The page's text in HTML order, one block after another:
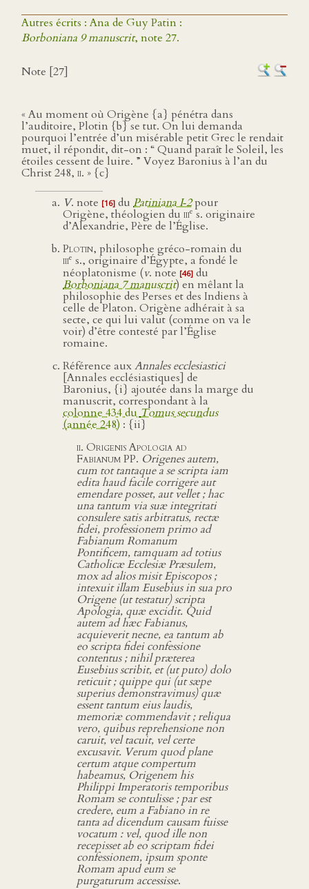
Autres écrits : Ana de Guy Patin :
Borboniana 9 manuscrit, note 27.
Note [27]
« Au moment où Origène {a} pénétra dans
l’auditoire, Plotin {b} se tut. On lui demanda
pourquoi l’entrée d’un misérable petit Grec le rendait
muet, il répondit, dit-on : “ Quand paraît le Soleil, les
étoiles cessent de luire. ” Voyez Baronius à l’an du
Christ 248, ii. » {c}
V. note [16] du Patiniana I‑2pour
Origène, théologien du iiie s. originaire
d’Alexandrie, Père de l’Église.
Plotin, philosophe gréco-romain du
iiie s., originaire d’Égypte, a fondé le
néoplatonisme (v. note [46] du
Borboniana 7 manuscrit) en mêlant la
philosophie des Perses et des Indiens à
celle de Platon. Origène adhérait à sa
secte, ce qui lui valut (comme on va le
voir) d’être contesté par l’Église
romaine.
Référence auxAnnales ecclesiastici
[Annales ecclésiastiques] de
Baronius, {i} ajoutée dans la marge du
manuscrit, correspondant à la
colonne 434 duTomus secundus
(année 248) : {ii}
ii. Origenis Apologia ad
Fabianum PP. Origenes autem,
cum tot tantaque a se scripta iam
edita haud facile corrigere aut
emendare posset, aut vellet ; hac
una tantum via suæ integritati
consulere satis arbitratus, rectæ
fidei, professionem primo ad
Fabianum Romanum
Pontificem, tamquam ad totius
Catholicæ Ecclesiæ Præsulem,
mox ad alios misit Episcopos ;
intexuit illam Eusebius in sua pro
Origene (ut testatur) scripta
Apologia, quæ excidit. Quid
autem ad hæc Fabianus,
acquieverit necne, ea tantum ab
eo scripta fidei confessione
contentus ; nihil præterea
Eusebius scribit, et (ut puto) dolo
reticuit ; quippe qui (ut sæpe
superius demonstravimus) quæ
essent tantum eius laudis,
memoriæ commendavit ; reliqua
vero, quibus reprehensione non
caruit, vel tacuit, vel certe
excusavit. Verum quod plane
certum atque compertum
habeamus, Origenem his
Philippi Imperatoris temporibus
Romam se contulisse ; par est
credere, eum a Fabiano in re
tanta ad dicendum causam fuisse
vocatum : vel, quod ille non
recepisset ab eo scriptam fidei
confessionem, ipsum sponte
Romam apud eum se
purgaturum accessisse.